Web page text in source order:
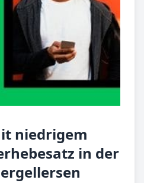
niedrigem
in der